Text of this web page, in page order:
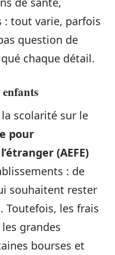
: tout varie, parfois
question de
chaque détail.
scolarité sur le
pour
(AEFE)
: de
souhaitent rester
Toutefois, les frais
grandes
bourses et